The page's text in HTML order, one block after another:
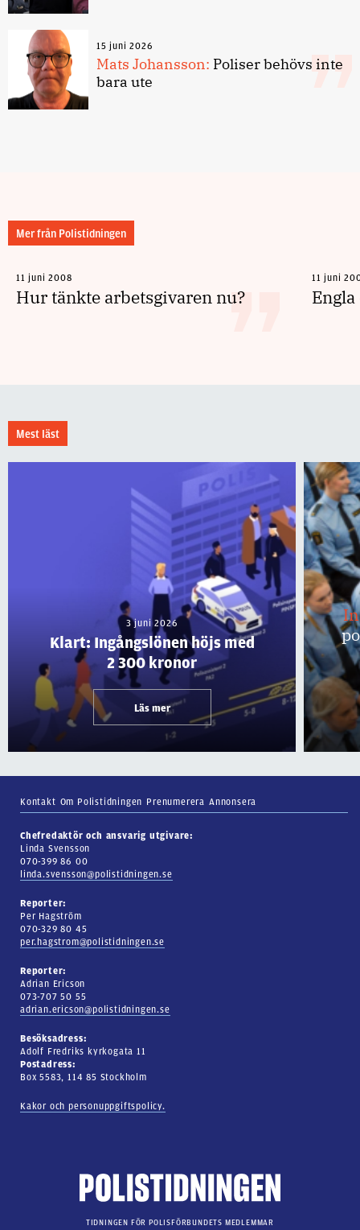
15 juni 2026
Mats Johansson: Poliser behövs inte
bara ute
Mer från Polistidningen
11 juni 2008
Hur tänkte arbetsgivaren nu?
11 juni
Mest läst
3 juni 2026
Klart: Ingångslönen höjs med
2 300 kronor
Läs mer
Kontakt Om Polistidningen Prenumerera Annonsera
Chefredaktör och ansvarig utgivare:
Linda Svensson
070-399 86 00
linda.svensson@polistidningen.se
Reporter:
Per Hagström
070-329 80 45
per.hagstrom@polistidningen.se
Reporter:
Adrian Ericson
073-707 50 55
adrian.ericson@polistidningen.se
Besöksadress:
Adolf Fredriks kyrkogata 11
Postadress:
Box 5583, 114 85 Stockholm
Kakor och personuppgiftspolicy.
TIDNINGEN FÖR POLISFÖRBUNDETS MEDLEMMAR